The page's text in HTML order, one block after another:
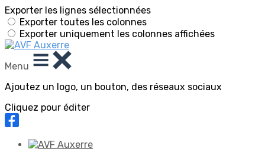
Exporter les lignes sélectionnées
Exporter toutes les colonnes
Exporter uniquement les colonnes affichées
Menu
Ajoutez un logo, un bouton, des réseaux sociaux
Cliquez pour éditer